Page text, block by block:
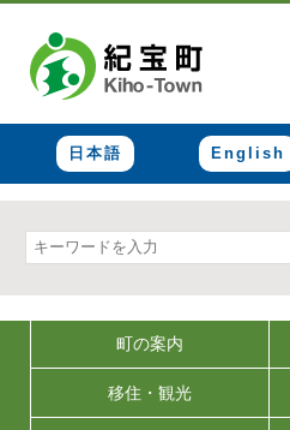
日本語 English
町の案内
移住・観光